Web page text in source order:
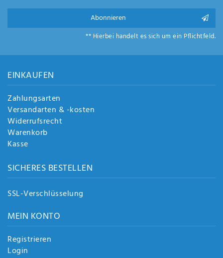
Abonnieren
** Hierbei handelt es sich um ein Pflichtfeld.
EINKAUFEN
Zahlungsarten
Versandarten & -kosten
Widerrufsrecht
Warenkorb
Kasse
SICHERES BESTELLEN
SSL-Verschlüsselung
MEIN KONTO
Registrieren
Login